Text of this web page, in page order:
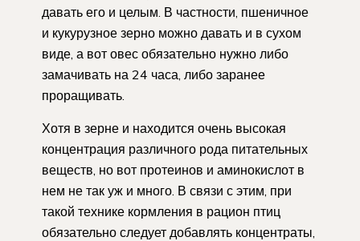
давать его и целым. В частности, пшеничное
и кукурузное зерно можно давать и в сухом
виде, а вот овес обязательно нужно либо
замачивать на 24 часа, либо заранее
проращивать.
Хотя в зерне и находится очень высокая
концентрация различного рода питательных
веществ, но вот протеинов и аминокислот в
нем не так уж и много. В связи с этим, при
такой технике кормления в рацион птиц
обязательно следует добавлять концентраты,